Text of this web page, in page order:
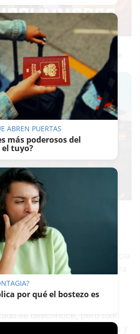
de la vieja escuela ¡Cómo los de
destino para 2026
fue preciso cortar el
de efectivos tanto de la Policía
que intervinieron para
cualquier otro detenido" y
fuerza posible".
se desconoce, pero todo
comenzó a lanzar sillas y
ABREN PUERTAS
más poderosos del
tuyo?
por qué el bostezo es